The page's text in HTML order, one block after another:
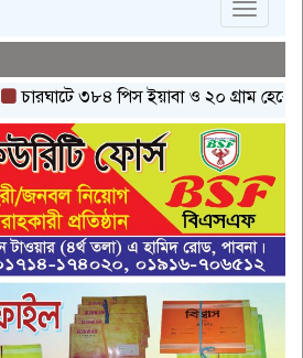
Toggle
চারঘাটে ৩৮৪ পিস ইয়াবা ও ২০ গ্রাম